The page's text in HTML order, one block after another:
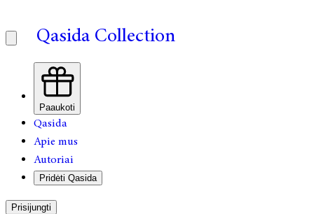
Qasida Collection
Paaukoti
Qasida
Apie mus
Autoriai
Pridėti Qasida
Prisijungti